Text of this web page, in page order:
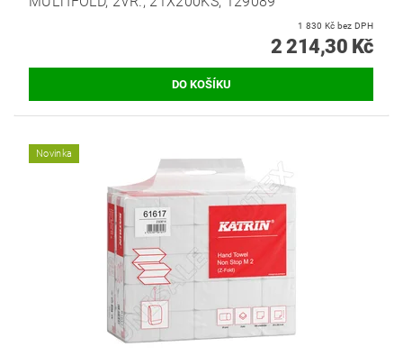
1 830 Kč bez DPH
2 214,30 Kč
Novinka